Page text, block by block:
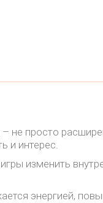
не просто
и интерес.
изменить
энергией,